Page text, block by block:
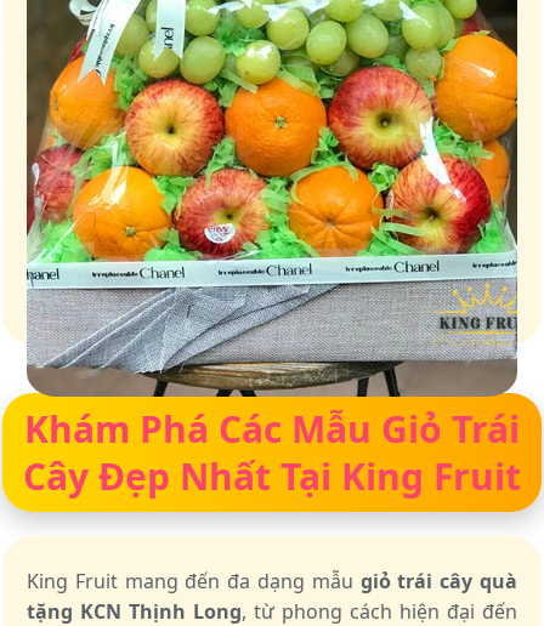
Giỏ quà – Tinh hoa từ trái cây tươi ngon
Khám Phá Các Mẫu Giỏ Trái
Cây Đẹp Nhất Tại King Fruit
King Fruit mang đến đa dạng mẫu giỏ trái cây quà
tặng KCN Thịnh Long, từ phong cách hiện đại đến